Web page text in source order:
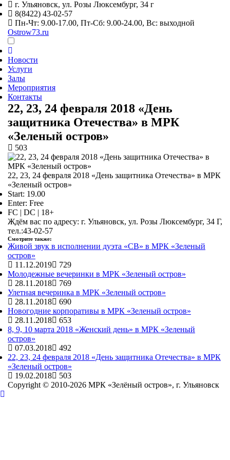
г. Ульяновск, ул. Розы Люксембург, 34 г
8(8422) 43-02-57
Пн-Чт: 9.00-17.00, Пт-Сб: 9.00-24.00, Вс: выходной
Ostrow73.ru
Новости
Услуги
Залы
Мероприятия
Контакты
22, 23, 24 февраля 2018 «День
защитника Отечества» в МРК
«Зеленый остров»
503
22, 23, 24 февраля 2018 «День защитника Отечества» в МРК
«Зеленый остров»
Start: 19.00
Enter: Free
FC | DC | 18+
Ждём вас по адресу: г. Ульяновск, ул. Розы Люксембург, 34 Г,
тел.:43-02-57
Смотрите также:
Живой звук в исполнении дуэта «СВ» в МРК «Зеленый
остров»
11.12.2019
729
Молодежные вечеринки в МРК «Зеленый остров»
28.11.2018
769
Улетная вечеринка в МРК «Зеленый остров»
28.11.2018
690
Новогодние корпоративы в МРК «Зеленый остров»
28.11.2018
653
8, 9, 10 марта 2018 «Женский день» в МРК «Зеленый
остров»
07.03.2018
492
22, 23, 24 февраля 2018 «День защитника Отечества» в МРК
«Зеленый остров»
19.02.2018
503
Copyright © 2010-2026 МРК «Зелёный остров», г. Ульяновск